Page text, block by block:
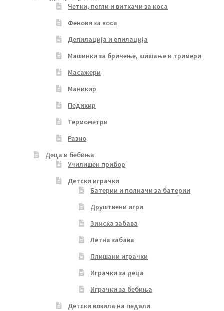
Четки, пегли и виткачи за коса
Фенови за коса
Депилација и епилација
Машинки за бричење, шишање и тримери
Масажери
Маникир
Педикир
Термометри
Разно
Деца и бебиња
Училишен прибор
Детски играчки
Батерии и полначи за батерии
Друштвени игри
Зимска забава
Летна забава
Плишани играчки
Играчки за деца
Играчки за бебиња
Детски возила на педали